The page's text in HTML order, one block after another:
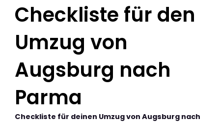
Checkliste für den
Umzug von
Augsburg nach
Parma
Checkliste für deinen Umzug von Augsburg nach